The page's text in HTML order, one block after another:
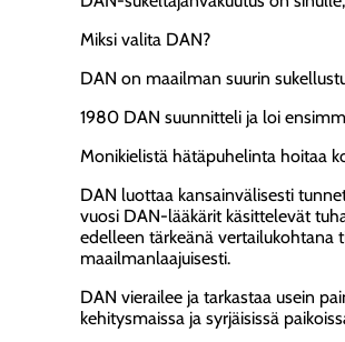
Miksi valita DAN?
DAN on maailman suurin
1980 DAN suunnitteli ja loi
Monikielistä hätäpuhelinta hoitaa
DAN luottaa kansainvälisesti
vuosi DAN-lääkärit käsittelevät
edelleen tärkeänä vertailukohtana
maailmanlaajuisesti.
DAN vierailee ja tarkastaa usein
kehitysmaissa ja syrjäisissä